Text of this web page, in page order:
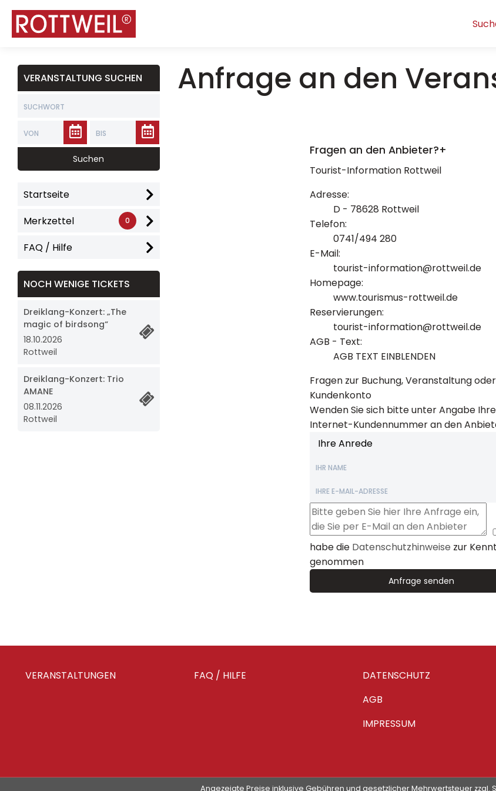
VERANSTALTUNG SUCHEN
Startseite
Merkzettel
0
FAQ / Hilfe
NOCH WENIGE TICKETS
Dreiklang-Konzert: „The
magic of birdsong“
18.10.2026
Rottweil
Dreiklang-Konzert: Trio
AMANE
08.11.2026
Rottweil
Anfrage an den
Fragen an den Anbieter?+
Tourist-Information Rottweil
Adresse:
D - 78628 Rottweil
Telefon:
0741/494 280
E-Mail:
tourist-information@rottweil.de
Homepage:
www.tourismus-rottweil.de
Reservierungen:
tourist-information@rottweil.de
AGB - Text:
AGB TEXT EINBLENDEN
Fragen zur Buchung, Veranstaltung oder
Kundenkonto
Wenden Sie sich bitte unter Angabe
Internet-Kundennummer an den
habe die Datenschutzhinweise zur
genommen
VERANSTALTUNGEN FAQ / HILFE
DATENSCHUTZ
AGB
IMPRESSUM
Angezeigte Preise inklusive Gebühren und gesetzlicher Mehrwertsteuer zzgl.